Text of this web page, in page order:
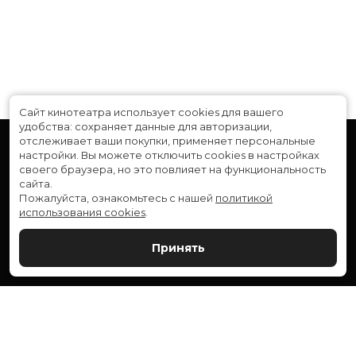
Расписание
Скоро в кино
Служба поддержки
Сайт кинотеатра использует cookies для вашего
удобства: сохраняет данные для авторизации,
отслеживает ваши покупки, применяет персональные
настройки. Вы можете отключить cookies в настройках
своего браузера, но это повлияет на функциональность
сайта.
Пожалуйста, ознакомьтесь с нашей политикой
использования cookies
Принять